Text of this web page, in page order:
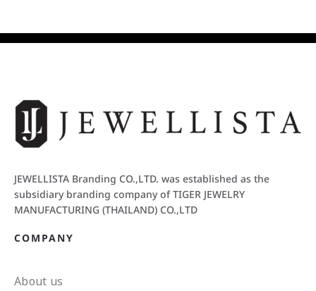
JEWELLISTA Branding CO.,LTD. was established as the
subsidiary branding company of TIGER JEWELRY
MANUFACTURING (THAILAND) CO.,LTD
COMPANY
About us